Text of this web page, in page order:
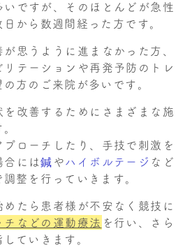
ですが、そのほとんどが急性
から数週間経った方です。
思うように進まなかった方、
テーションや再発予防のトレ
方のご来院が多いです。
改善するためにさまざまな施
ローチしたり、手技で刺激を
合には鍼やハイボルテージ など
整を行っていきます。
たら患者様が不安なく競技に
チなどの運動療法 を行い、さら
ていきます。